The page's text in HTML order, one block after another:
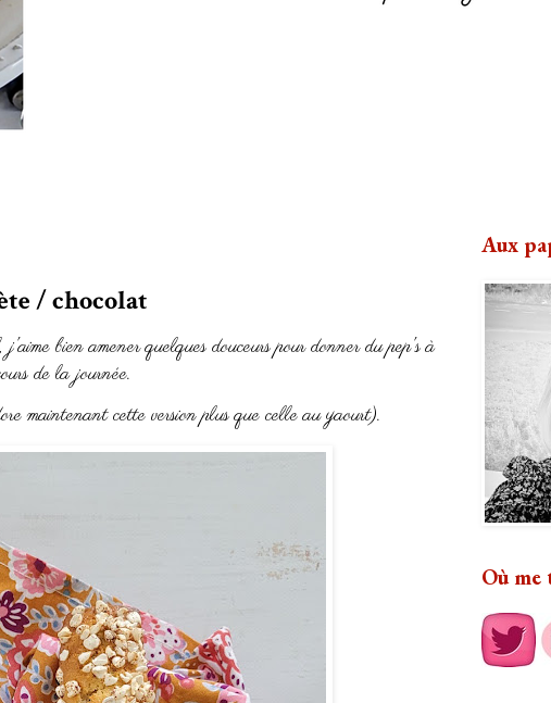
/ chocolat
bien amener quelques douceurs pour donner du pep's à
de la journée.
maintenant cette version plus que celle au yaourt).
Aux
Où